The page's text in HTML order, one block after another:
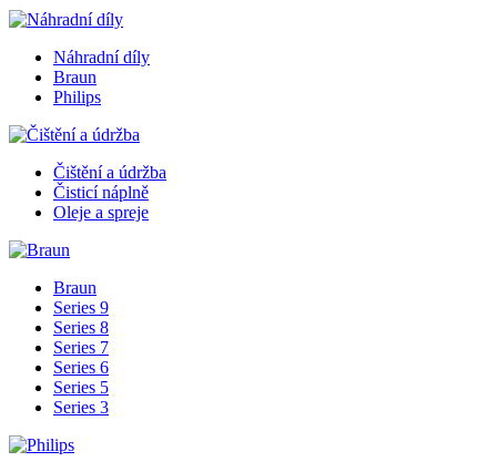
Náhradní díly
Braun
Philips
Čištění a údržba
Čisticí náplně
Oleje a spreje
Braun
Series 9
Series 8
Series 7
Series 6
Series 5
Series 3